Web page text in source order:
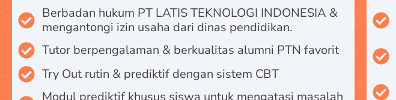
Berbadan hukum PT LATIS TEKNOLOGI INDONESIA &
mengantongi izin usaha dari dinas pendidikan.
Tutor berpengalaman & berkualitas alumni PTN favorit
Try Out rutin & prediktif dengan sistem CBT
Modul prediktif khusus siswa untuk mengatasi masalah